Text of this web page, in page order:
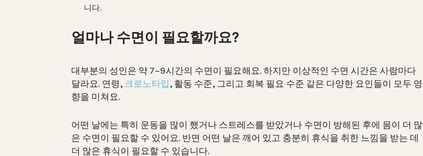
니다.
얼마나 수면이 필요할까요?
대부분의 성인은 약 7~9시간의 수면이 필요해요. 하지만 이상적인 수면 시간은 사람마다
달라요. 연령, 크로노타입 , 활동 수준, 그리고 회복 필요 수준 같은 다양한 요인들이 모두 영
향을 미쳐요.
어떤 날에는 특히 운동을 많이 했거나 스트레스를 받았거나 수면이 방해된 후에 몸이 더 많
은 수면이 필요할 수 있어요. 반면 어떤 날은 깨어 있고 충분히 휴식을 취한 느낌을 받는 데
더 많은 휴식이 필요할 수 있습니다.